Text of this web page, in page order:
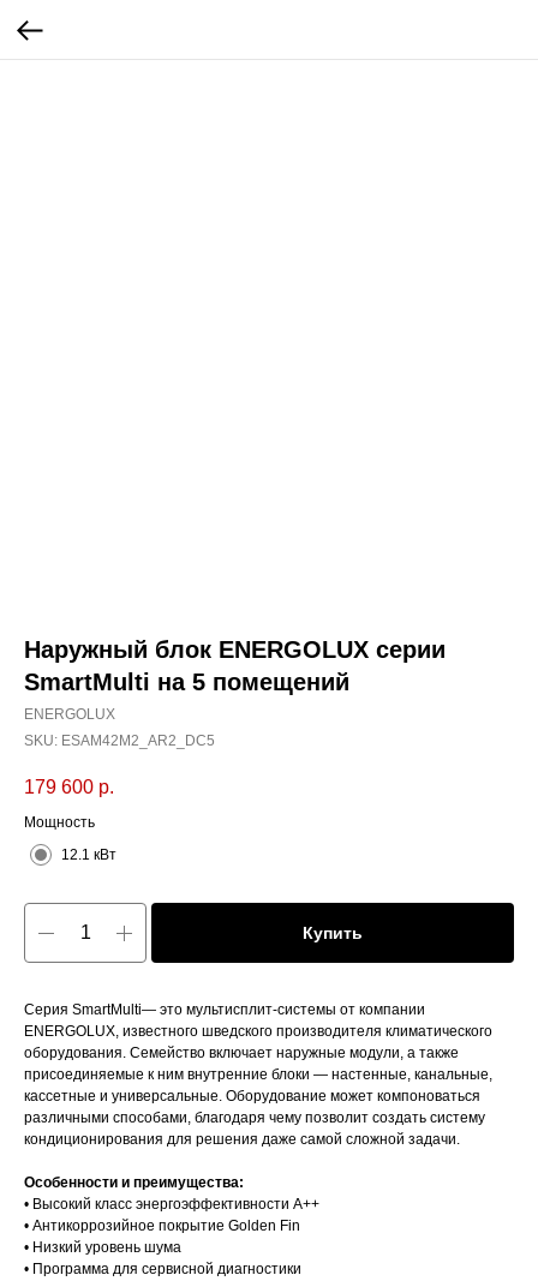
Наружный блок ENERGOLUX серии
SmartMulti на 5 помещений
ENERGOLUX
SKU: ESAM42M2_AR2_DC5
179 600 р.
Мощность
12.1 кВт
Купить
Серия SmartMulti— это мультисплит-системы от компании
ENERGOLUX, известного шведского производителя климатического
оборудования. Семейство включает наружные модули, а также
присоединяемые к ним внутренние блоки — настенные, канальные,
кассетные и универсальные. Оборудование может компоноваться
различными способами, благодаря чему позволит создать систему
кондиционирования для решения даже самой сложной задачи.
Особенности и преимущества:
• Высокий класс энергоэффективности А++
• Антикоррозийное покрытие Golden Fin
• Низкий уровень шума
• Программа для сервисной диагностики